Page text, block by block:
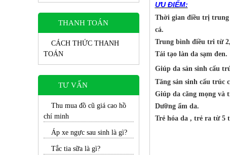
THANH TOÁN
CÁCH THỨC THANH
TOÁN
TƯ VẤN
Thu mua đồ cũ giá cao hồ
chí minh
Áp xe ngực sau sinh là gì?
Tắc tia sữa là gì?
ƯU ĐIỂM:
Thời gian điều trị trung
cá.
Trung bình điều tri từ
Tái tạo làn da sạm đen.
Giúp da sản sinh cấu
Tăng sản sinh cấu trúc
Giúp da căng mọng và
Dưỡng ẩm da.
Trẻ hóa da , trẻ ra từ 5